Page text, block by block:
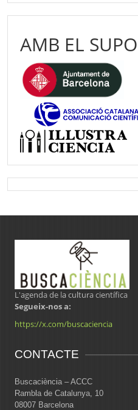
AMB EL
L'agenda de la cultura científica
Segueix-nos a:
https://x.com/buscaciencia
CONTACTE
Buscaciència – ACCC
Rambla de Catalunya, 10
08007 Barcelona